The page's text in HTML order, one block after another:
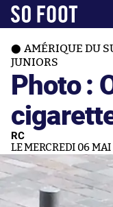
AMÉRIQUE DU
JUNIORS
Photo :
RC
LE MERCREDI 06 MAI